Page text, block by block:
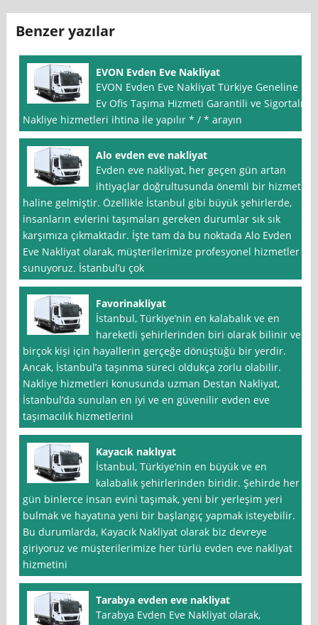
Benzer yazılar
EVON Evden Eve Nakliyat
EVON Evden Eve Nakliyat Türkiye Geneline
Ev Ofis Taşıma Hizmeti Garantili ve Sigortalı
Nakliye hizmetleri ihtina ile yapılır * / * arayın
Alo evden eve nakliyat
Evden eve nakliyat, her geçen gün artan
ihtiyaçlar doğrultusunda önemli bir hizmet
haline gelmiştir. Özellikle İstanbul gibi büyük şehirlerde,
insanların evlerini taşımaları gereken durumlar sık sık
karşımıza çıkmaktadır. İşte tam da bu noktada Alo Evden
Eve Nakliyat olarak, müşterilerimize profesyonel hizmetler
sunuyoruz. İstanbul’u çok
Favorinakliyat
İstanbul, Türkiye’nin en kalabalık ve en
hareketli şehirlerinden biri olarak bilinir ve
birçok kişi için hayallerin gerçeğe dönüştüğü bir yerdir.
Ancak, İstanbul’a taşınma süreci oldukça zorlu olabilir.
Nakliye hizmetleri konusunda uzman Destan Nakliyat,
İstanbul’da sunulan en iyi ve en güvenilir evden eve
taşımacılık hizmetlerini
Kayacık naklıyat
İstanbul, Türkiye’nin en büyük ve en
kalabalık şehirlerinden biridir. Şehirde her
gün binlerce insan evini taşımak, yeni bir yerleşim yeri
bulmak ve hayatına yeni bir başlangıç yapmak isteyebilir.
Bu durumlarda, Kayacık Nakliyat olarak biz devreye
giriyoruz ve müşterilerimize her türlü evden eve nakliyat
hizmetini
Tarabya evden eve nakliyat
Tarabya Evden Eve Nakliyat olarak,